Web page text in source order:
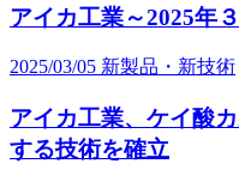
アイカ工業～2025年
2025/03/05 新製品・新技術
アイカ工業、ケイ酸
する技術を確立